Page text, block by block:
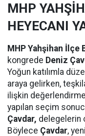
MHP
HEYECANI
MHP Yahşihan İlçe
kongrede Deniz
Yoğun katılımla
araya gelirken,
ilişkin
yapılan seçim
Çavdar, delegelerin
Böylece Çavdar,